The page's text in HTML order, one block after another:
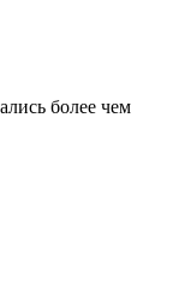
более чем